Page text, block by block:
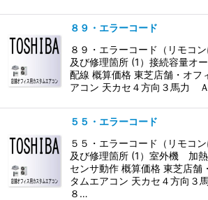
８９・エラーコード
８９・エラーコード（リモコ
及び修理箇所 (1）接続容量オ
配線 概算価格 東芝店舗・オフ
アコン 天カセ４方向３馬力
５５・エラーコード
５５・エラーコード（リモコ
及び修理箇所 (1）室外機 加
センサ動作 概算価格 東芝店舗
タムエアコン 天カセ４方向３
８…